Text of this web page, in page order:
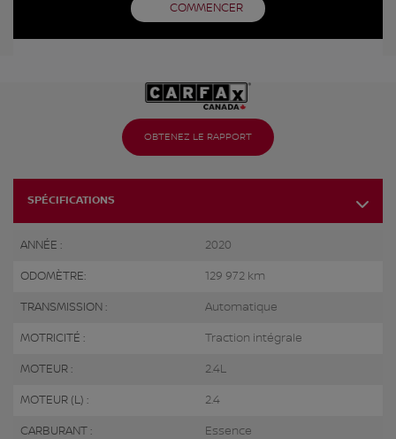
OBTENEZ LE RAPPORT
SPÉCIFICATIONS
ANNÉE : 2020
ODOMÈTRE: 129 972 km
TRANSMISSION : Automatique
MOTRICITÉ : Traction intégrale
MOTEUR : 2.4L
MOTEUR (L) : 2.4
CARBURANT : Essence
COMMENCER